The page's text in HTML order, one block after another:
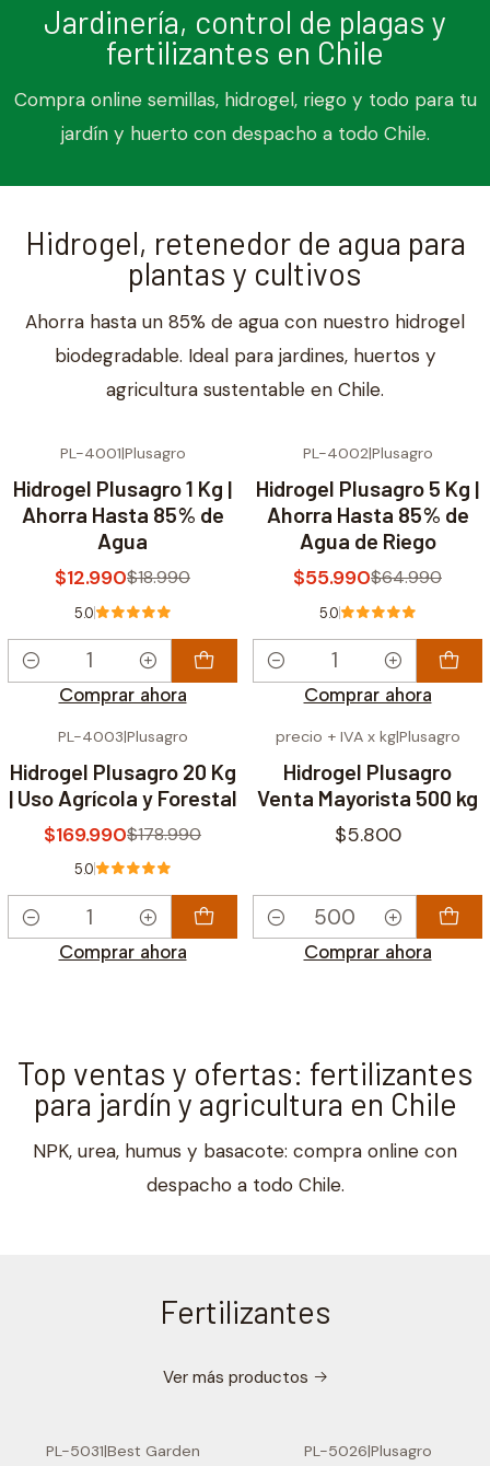
Jardinería, control de plagas y
fertilizantes en Chile
Compra online semillas, hidrogel, riego y todo para tu
jardín y huerto con despacho a todo Chile.
Hidrogel, retenedor de agua para
plantas y cultivos
Ahorra hasta un 85% de agua con nuestro hidrogel
biodegradable. Ideal para jardines, huertos y
agricultura sustentable en Chile.
PL-4001|Plusagro
Hidrogel Plusagro 1 Kg |
Ahorra Hasta 85% de
Agua
$12.990$18.990
5.0
Cantidad
Comprar ahora
PL-4002|Plusagro
Hidrogel Plusagro 5 Kg |
Ahorra Hasta 85% de
Agua de Riego
$55.990$64.990
5.0
Cantidad
Comprar ahora
PL-4003|Plusagro
Hidrogel Plusagro 20 Kg
| Uso Agrícola y Forestal
$169.990$178.990
5.0
Cantidad
Comprar ahora
precio + IVA x kg|Plusagro
Hidrogel Plusagro
Venta Mayorista 500 kg
$5.800
Cantidad
Comprar ahora
Top ventas y ofertas: fertilizantes
para jardín y agricultura en Chile
NPK, urea, humus y basacote: compra online con
despacho a todo Chile.
Fertilizantes
Ver más productos
PL-5031|Best Garden PL-5026|Plusagro